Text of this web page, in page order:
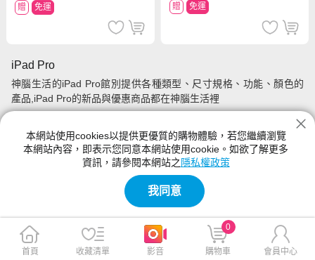
贈
免運
贈
免運
iPad Pro
神腦生活的iPad Pro館別提供各種類型、尺寸規格、功能、顏色的
產品,iPad Pro的新品與優惠商品都在神腦生活裡
本網站使用cookies以提供更優質的購物體驗，若您繼續瀏覽
本網站內容，即表示您同意本網站使用cookie。如欲了解更多
資訊，請參閱本網站之 隱私權政策
我同意
首頁 收藏清單 影音 購物車
0
會員中心